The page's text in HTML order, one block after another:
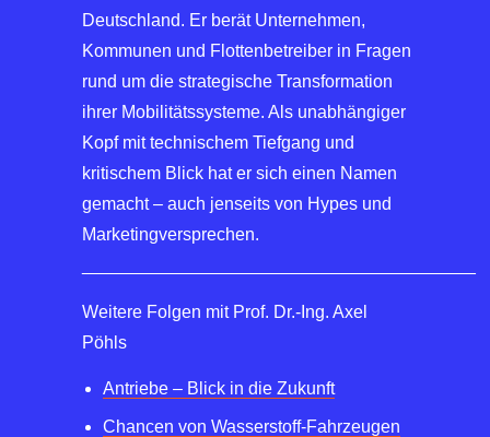
Deutschland. Er berät Unternehmen,
Kommunen und Flottenbetreiber in Fragen
rund um die strategische Transformation
ihrer Mobilitätssysteme. Als unabhängiger
Kopf mit technischem Tiefgang und
kritischem Blick hat er sich einen Namen
gemacht – auch jenseits von Hypes und
Marketingversprechen.
Weitere Folgen mit Prof. Dr.-Ing. Axel
Pöhls
Antriebe – Blick in die Zukunft
Chancen von Wasserstoff-Fahrzeugen